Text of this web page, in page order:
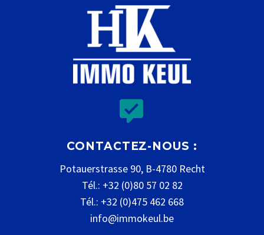


CONTACTEZ-NOUS :
Potauerstrasse 90, B-4780 Recht
Tél.: +32 (0)80 57 02 82
Tél.: +32 (0)475 462 668
info@immokeul.be